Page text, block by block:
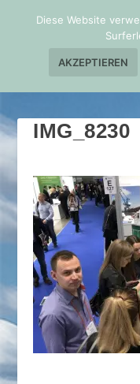
IMG_8230
Diese Website
AKZEPTIEREN